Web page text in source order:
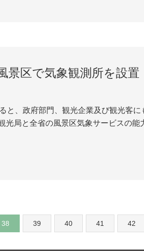
景区で気象観測所を設置
光局と全省の風景区気象サービスの
38 39 40 41 42